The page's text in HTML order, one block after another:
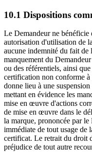
10.1 Dispositions
Le Demandeur ne bénéficie
autorisation d'utilisation de
aucune indemnité du fait de
manquement du
ou des référentiels, ainsi
certification non conforme à
donne lieu à une
mettant en évidence les
mise en œuvre d'actions
de mise en œuvre dans le
la marque, prononcée par
immédiate de tout usage de
certificat. Le retrait du droit
préjudice de tout autre